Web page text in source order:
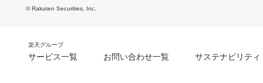
© Rakuten Securities, Inc.
楽天グループ
サービス一覧 お問い合わせ一覧 サステナビリティ